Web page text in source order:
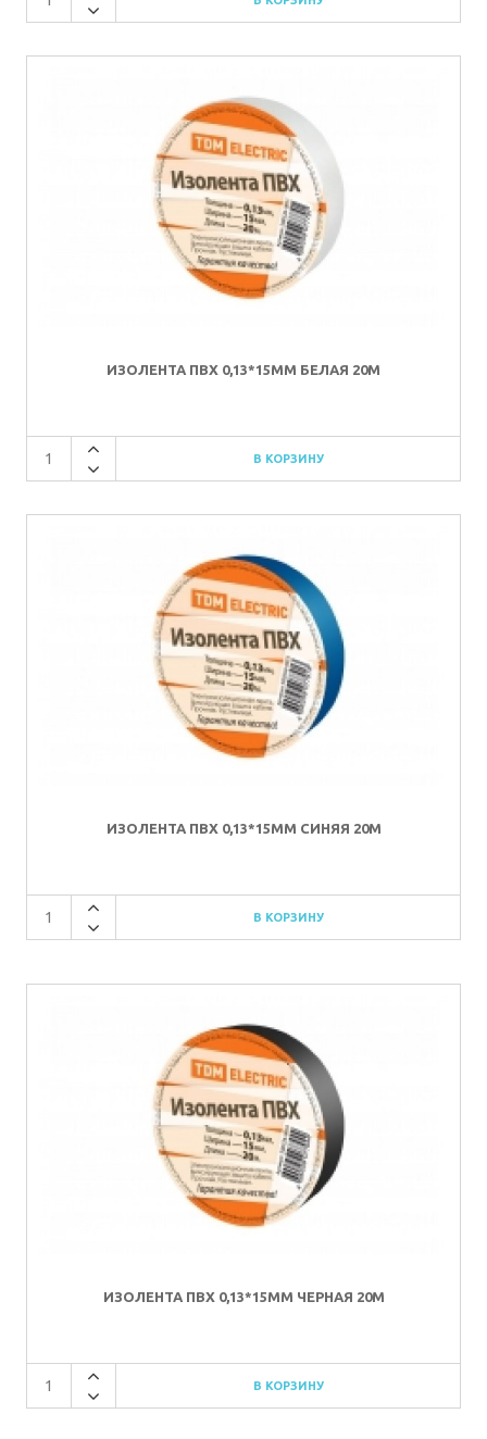
ИЗОЛЕНТА ПВХ 0,13*15ММ БЕЛАЯ 20М
ИЗОЛЕНТА ПВХ 0,13*15ММ СИНЯЯ 20М
ИЗОЛЕНТА ПВХ 0,13*15ММ ЧЕРНАЯ 20М